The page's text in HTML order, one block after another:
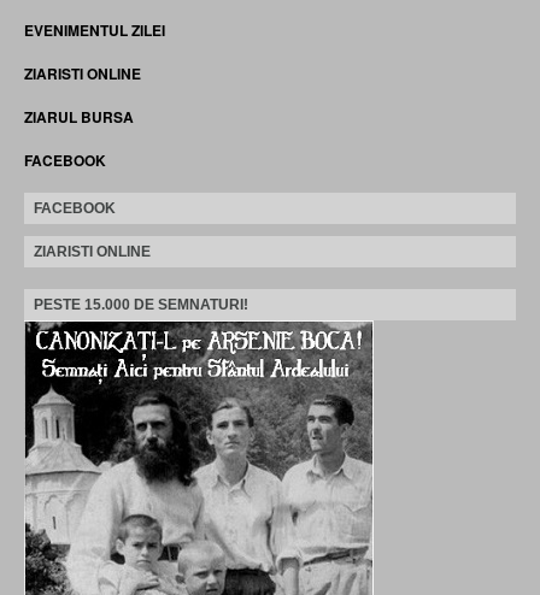
EVENIMENTUL ZILEI
ZIARISTI ONLINE
ZIARUL BURSA
FACEBOOK
FACEBOOK
ZIARISTI ONLINE
PESTE 15.000 DE SEMNATURI!